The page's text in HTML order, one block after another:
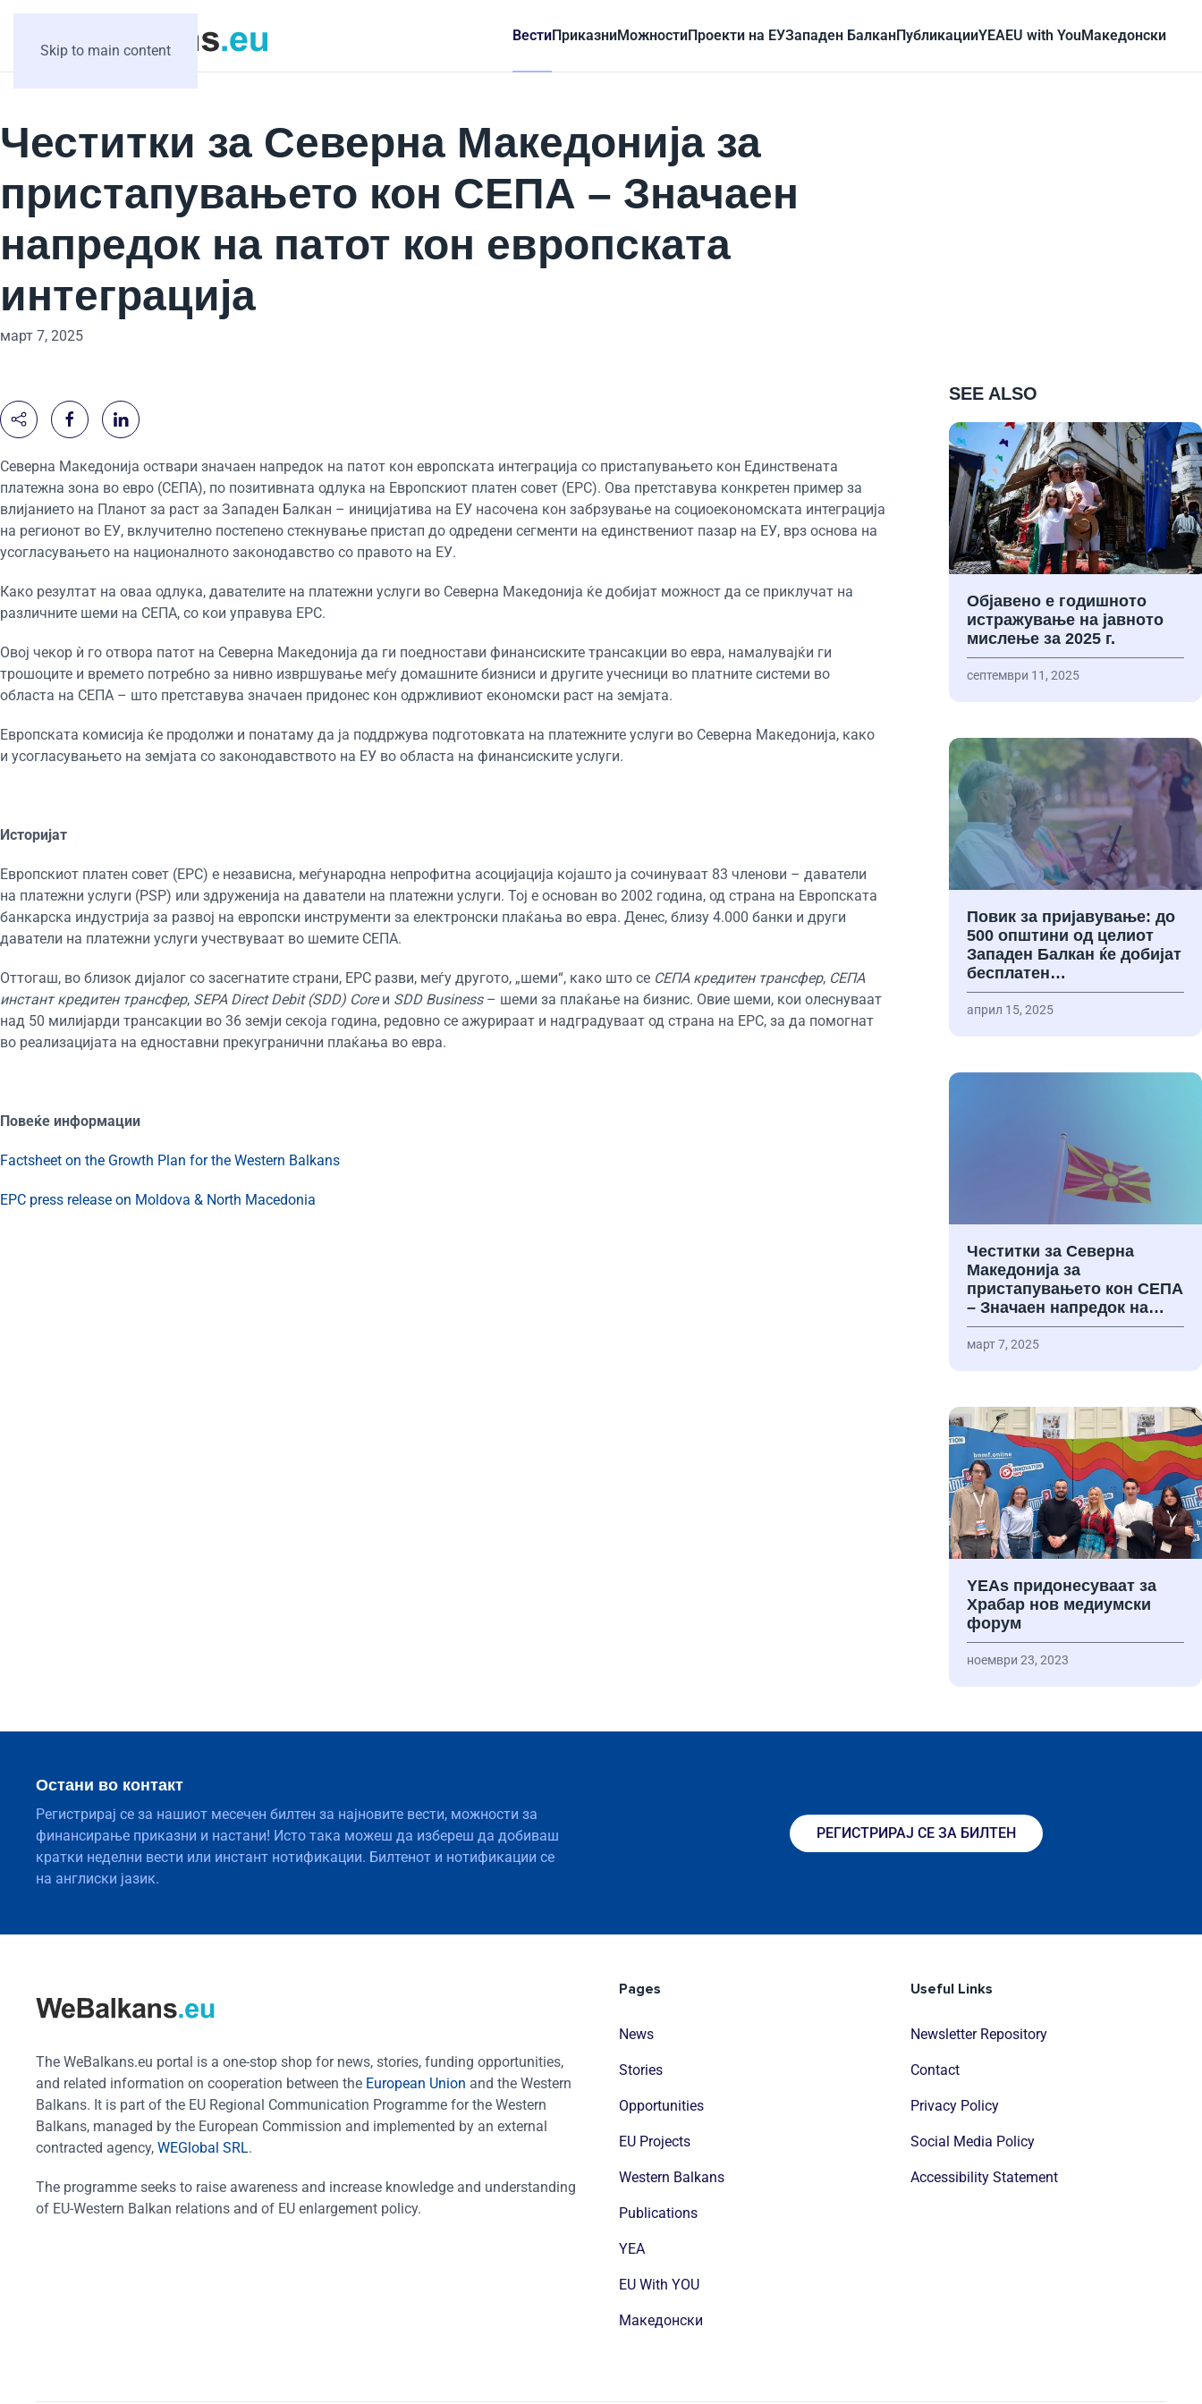
Skip to main content
ВестиПриказниМожностиПроекти на ЕУЗападен БалканПубликацииYEAEU with YouMакедонски
Честитки за Северна Македонија за
пристапувањето кон СЕПА – Значаен
напредок на патот кон европската
интеграција
март 7, 2025
Северна Македонија оствари значаен напредок на патот кон европската интеграција со пристапувањето кон Единствената
платежна зона во евро (СЕПА), по позитивната одлука на Европскиот платен совет (ЕРС). Ова претставува конкретен пример за
влијанието на Планот за раст за Западен Балкан – иницијатива на ЕУ насочена кон забрзување на социоекономската интеграција
на регионот во ЕУ, вклучително постепено стекнување пристап до одредени сегменти на единствениот пазар на ЕУ, врз основа на
усогласувањето на националното законодавство со правото на ЕУ.
Како резултат на оваа одлука, давателите на платежни услуги во Северна Македонија ќе добијат можност да се приклучат на
различните шеми на СЕПА, со кои управува ЕРС.
Овој чекор ѝ го отвора патот на Северна Македонија да ги поедностави финансиските трансакции во евра, намалувајќи ги
трошоците и времето потребно за нивно извршување меѓу домашните бизниси и другите учесници во платните системи во
областа на СЕПА – што претставува значаен придонес кон одржливиот економски раст на земјата.
Европската комисија ќе продолжи и понатаму да ја поддржува подготовката на платежните услуги во Северна Македонија, како
и усогласувањето на земјата со законодавството на ЕУ во областа на финансиските услуги.
Историјат
Европскиот платен совет (ЕРС) е независна, меѓународна непрофитна асоцијација којашто ја сочинуваат 83 членови – даватели
на платежни услуги (PSP) или здруженија на даватели на платежни услуги. Тој е основан во 2002 година, од страна на Европската
банкарска индустрија за развој на европски инструменти за електронски плаќања во евра. Денес, близу 4.000 банки и други
даватели на платежни услуги учествуваат во шемите СЕПА.
Оттогаш, во близок дијалог со засегнатите страни, ЕРС разви, меѓу другото, „шеми“, како што се СЕПА кредитен трансфер, СЕПА
инстант кредитен трансфер, SEPA Direct Debit (SDD) Coreи SDD Business– шеми за плаќање на бизнис. Овие шеми, кои олеснуваат
над 50 милијарди трансакции во 36 земји секоја година, редовно се ажурираат и надградуваат од страна на ЕРС, за да помогнат
во реализацијата на едноставни прекугранични плаќања во евра.
Повеќе информации
Factsheet on the Growth Plan for the Western Balkans
EPC press release on Moldova & North Macedonia
SEE ALSO
Објавено е годишното
истражување на јавното
мислење за 2025 г.
септември 11, 2025
Повик за пријавување: до
500 општини од целиот
Западен Балкан ќе добијат
бесплатен…
април 15, 2025
Честитки за Северна
Македонија за
пристапувањето кон СЕПА
– Значаен напредок на…
март 7, 2025
YEAs придонесуваат за
Храбар нов медиумски
форум
ноември 23, 2023
Остани во контакт
Регистрирај се за нашиот месечен билтен за најновите вести, можности за
финансирање приказни и настани! Исто така можеш да избереш да добиваш
кратки неделни вести или инстант нотификации. Билтенот и нотификации се
на англиски јазик.
РЕГИСТРИРАЈ СЕ ЗА БИЛТЕН
The WeBalkans.eu portal is a one-stop shop for news, stories, funding opportunities,
and related information on cooperation between the European Union and the Western
Balkans. It is part of the EU Regional Communication Programme for the Western
Balkans, managed by the European Commission and implemented by an external
contracted agency, WEGlobal SRL.
The programme seeks to raise awareness and increase knowledge and understanding
of EU-Western Balkan relations and of EU enlargement policy.
Pages
News
Stories
Opportunities
EU Projects
Western Balkans
Publications
YEA
EU With YOU
Mакедонски
Useful Links
Newsletter Repository
Contact
Privacy Policy
Social Media Policy
Accessibility Statement